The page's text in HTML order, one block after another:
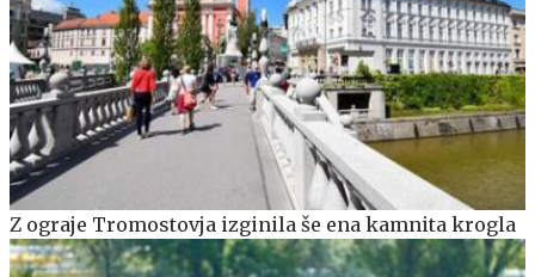
Z ograje Tromostovja izginila še ena kamnita krogla